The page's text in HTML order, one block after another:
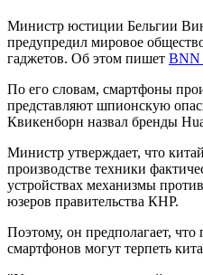
Министр юстиции Бельгии
предупредил мировое
гаджетов. Об этом пишет BNN
По его словам, смартфоны
представляют шпионскую
Квикенборн назвал бренды
Министр утверждает, что
производстве техники
устройствах механизмы
юзеров правительства КНР.
Поэтому, он предполагает,
смартфонов могут терпеть